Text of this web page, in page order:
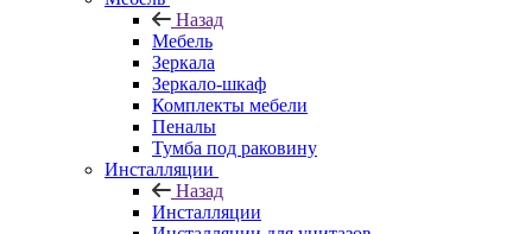
Назад
Мебель
Зеркала
Зеркало-шкаф
Комплекты мебели
Пеналы
Тумба под раковину
Инсталляции
Назад
Инсталляции